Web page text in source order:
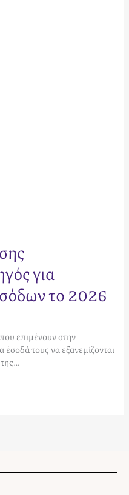
για
το 2026
επιμένουν στην
έσοδά τους να εξανεμίζονται